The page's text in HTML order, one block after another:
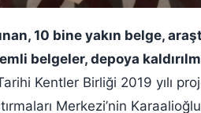
10 bine yakın belge,
belgeler, depoya
Kentler Birliği 2019 yılı
Merkezi’nin